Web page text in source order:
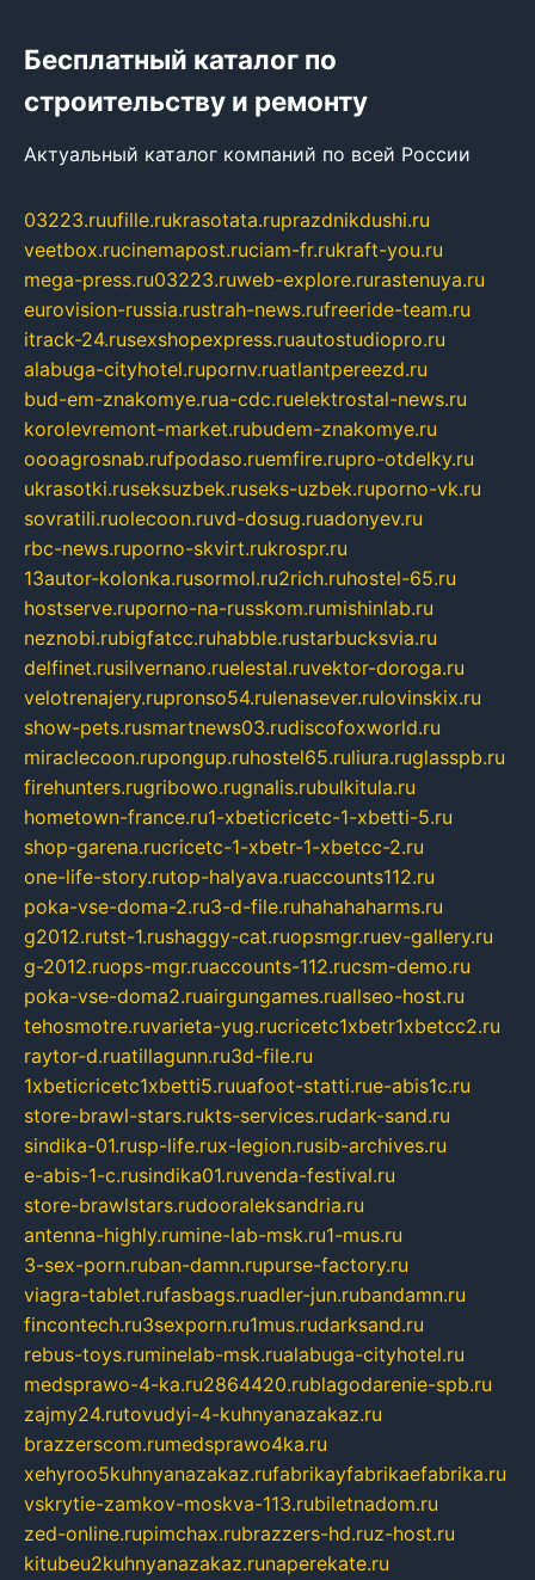
Бесплатный каталог по
строительству и ремонту
Актуальный каталог компаний по всей России
03223.ruufille.rukrasotata.ruprazdnikdushi.ru
veetbox.rucinemapost.ruciam-fr.rukraft-you.ru
mega-press.ru03223.ruweb-explore.rurastenuya.ru
eurovision-russia.rustrah-news.rufreeride-team.ru
itrack-24.rusexshopexpress.ruautostudiopro.ru
alabuga-cityhotel.rupornv.ruatlantpereezd.ru
bud-em-znakomye.rua-cdc.ruelektrostal-news.ru
korolevremont-market.rubudem-znakomye.ru
oooagrosnab.rufpodaso.ruemfire.rupro-otdelky.ru
ukrasotki.ruseksuzbek.ruseks-uzbek.ruporno-vk.ru
sovratili.ruolecoon.ruvd-dosug.ruadonyev.ru
rbc-news.ruporno-skvirt.rukrospr.ru
13autor-kolonka.rusormol.ru2rich.ruhostel-65.ru
hostserve.ruporno-na-russkom.rumishinlab.ru
neznobi.rubigfatcc.ruhabble.rustarbucksvia.ru
delfinet.rusilvernano.ruelestal.ruvektor-doroga.ru
velotrenajery.rupronso54.rulenasever.rulovinskix.ru
show-pets.rusmartnews03.rudiscofoxworld.ru
miraclecoon.rupongup.ruhostel65.ruliura.ruglasspb.ru
firehunters.rugribowo.rugnalis.rubulkitula.ru
hometown-france.ru1-xbeticricetc-1-xbetti-5.ru
shop-garena.rucricetc-1-xbetr-1-xbetcc-2.ru
one-life-story.rutop-halyava.ruaccounts112.ru
poka-vse-doma-2.ru3-d-file.ruhahahaharms.ru
g2012.rutst-1.rushaggy-cat.ruopsmgr.ruev-gallery.ru
g-2012.ruops-mgr.ruaccounts-112.rucsm-demo.ru
poka-vse-doma2.ruairgungames.ruallseo-host.ru
tehosmotre.ruvarieta-yug.rucricetc1xbetr1xbetcc2.ru
raytor-d.ruatillagunn.ru3d-file.ru
1xbeticricetc1xbetti5.ruuafoot-statti.rue-abis1c.ru
store-brawl-stars.rukts-services.rudark-sand.ru
sindika-01.rusp-life.rux-legion.rusib-archives.ru
e-abis-1-c.rusindika01.ruvenda-festival.ru
store-brawlstars.rudooraleksandria.ru
antenna-highly.rumine-lab-msk.ru1-mus.ru
3-sex-porn.ruban-damn.rupurse-factory.ru
viagra-tablet.rufasbags.ruadler-jun.rubandamn.ru
fincontech.ru3sexporn.ru1mus.rudarksand.ru
rebus-toys.ruminelab-msk.rualabuga-cityhotel.ru
medsprawo-4-ka.ru2864420.rublagodarenie-spb.ru
zajmy24.rutovudyi-4-kuhnyanazakaz.ru
brazzerscom.rumedsprawo4ka.ru
xehyroo5kuhnyanazakaz.rufabrikayfabrikaefabrika.ru
vskrytie-zamkov-moskva-113.rubiletnadom.ru
zed-online.rupimchax.rubrazzers-hd.ruz-host.ru
kitubeu2kuhnyanazakaz.runaperekate.ru